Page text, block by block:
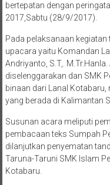
bertepatan dengan
2017,Sabtu (28/9/2017).
Pada pelaksanaan
upacara yaitu Komandan
Andriyanto, S.T,.
diselenggarakan dan SMK
binaan dari Lanal
yang berada di Kalimantan
Susunan acara meliputi
pembacaan teks Sumpah
dilanjutkan penyematan
Taruna-Taruni SMK Islam
Kotabaru.